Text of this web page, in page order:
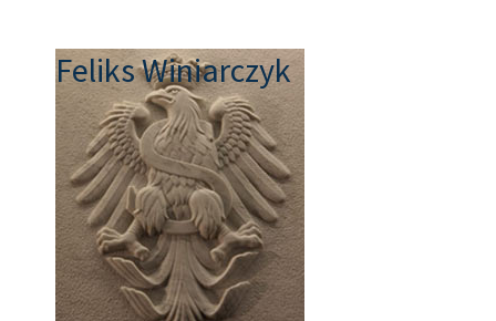
Feliks Winiarczyk